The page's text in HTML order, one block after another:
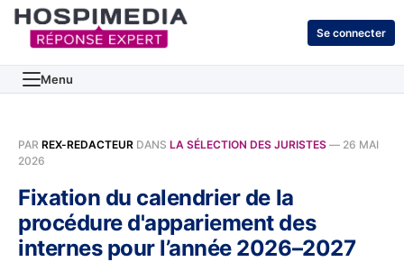
Se connecter
Menu
PAR REX-REDACTEUR DANS LA SÉLECTION DES JURISTES — 26 MAI
2026
Fixation du calendrier de la
procédure d'appariement des
internes pour l’année 2026–2027